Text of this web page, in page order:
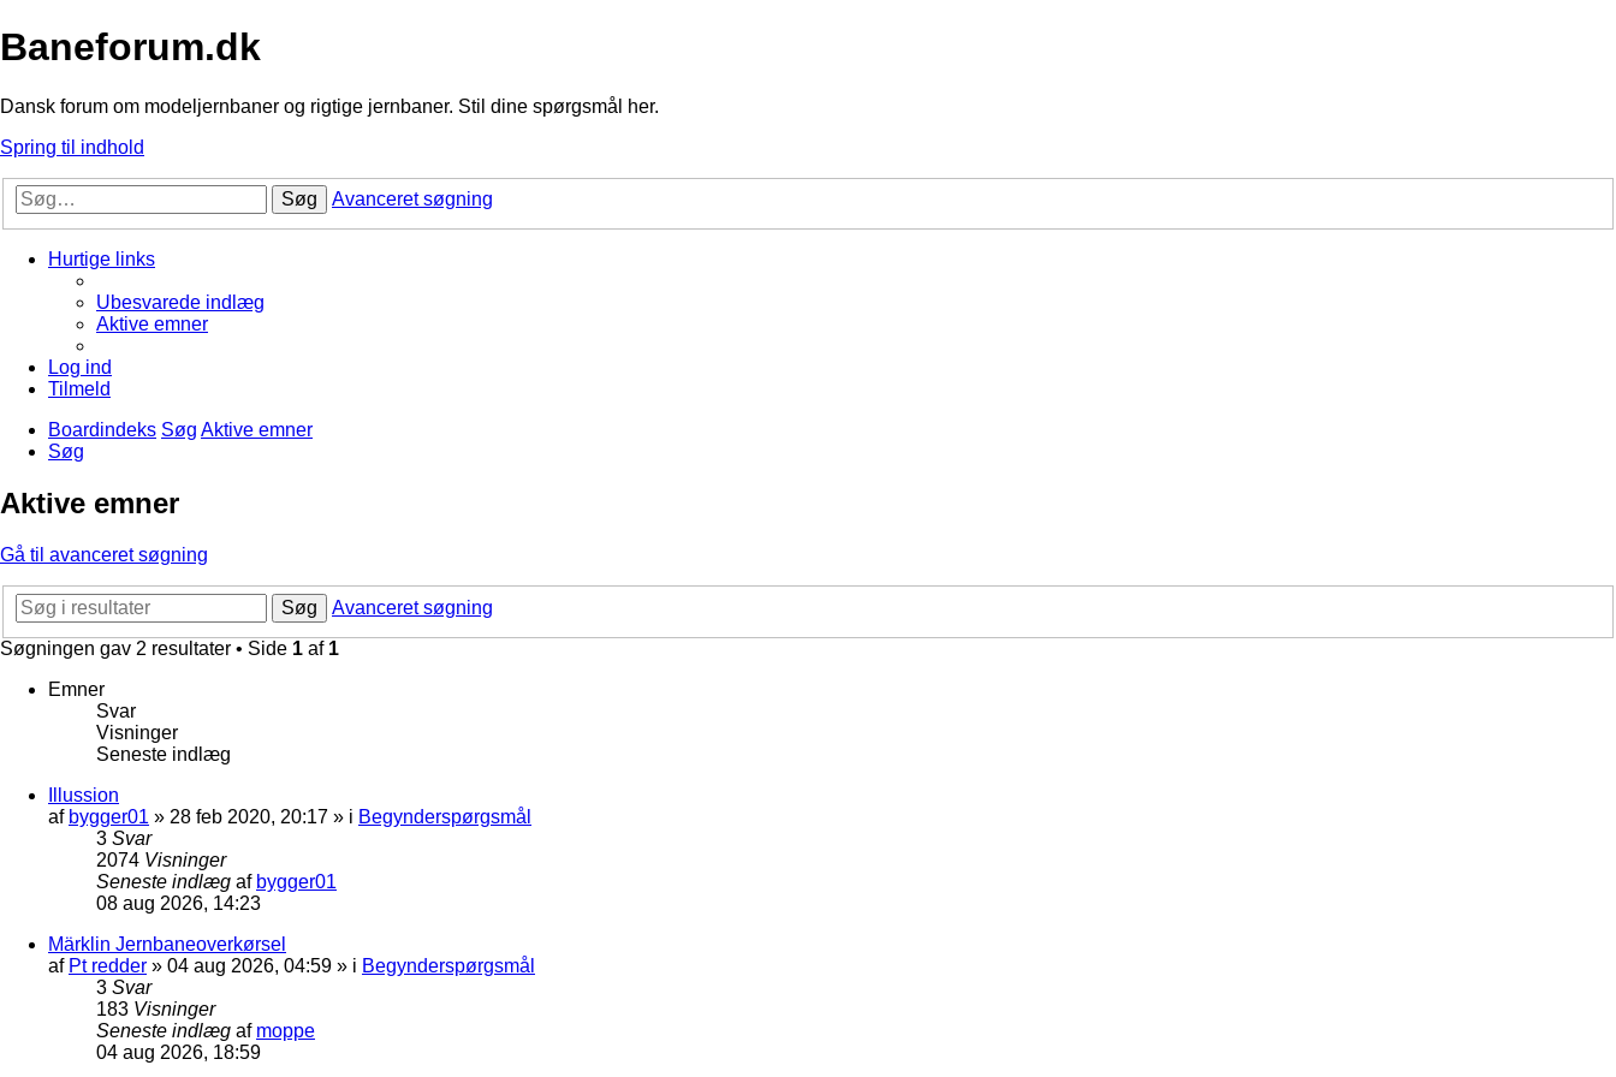
Baneforum.dk
Dansk forum om modeljernbaner og rigtige jernbaner. Stil dine spørgsmål her.
Spring til indhold
Søg Avanceret søgning
Hurtige links
Ubesvarede indlæg
Aktive emner
Log ind
Tilmeld
Boardindeks Søg Aktive emner
Søg
Aktive emner
Gå til avanceret søgning
Søg
Avanceret søgning
Søgningen gav 2 resultater • Side 1 af 1
Emner
Svar
Visninger
Seneste indlæg
Illussion
af bygger01 » 28 feb 2020, 20:17 » i Begynderspørgsmål
3 Svar
2074 Visninger
Seneste indlæg af bygger01
08 aug 2026, 14:23
Märklin Jernbaneoverkørsel
af Pt redder » 04 aug 2026, 04:59 » i Begynderspørgsmål
3 Svar
183 Visninger
Seneste indlæg af moppe
04 aug 2026, 18:59